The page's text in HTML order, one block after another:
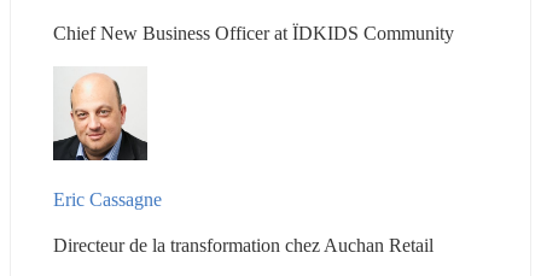
Chief New Business Officer at ÏDKIDS Community
Eric Cassagne
Directeur de la transformation chez Auchan Retail